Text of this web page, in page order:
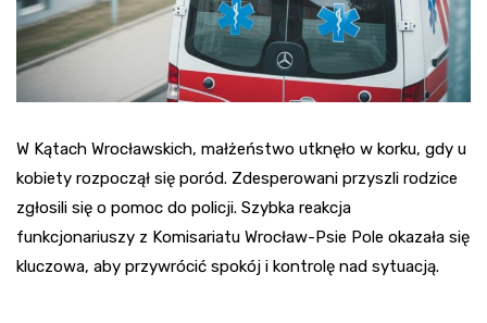
W Kątach Wrocławskich, małżeństwo utknęło w korku, gdy u
kobiety rozpoczął się poród. Zdesperowani przyszli rodzice
zgłosili się o pomoc do policji. Szybka reakcja
funkcjonariuszy z Komisariatu Wrocław-Psie Pole okazała się
kluczowa, aby przywrócić spokój i kontrolę nad sytuacją.